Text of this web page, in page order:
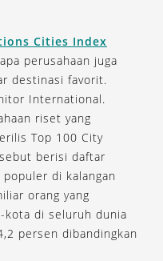
Cities Index
perusahaan juga
destinasi favorit.
International.
riset yang
Top 100 City
berisi daftar
di kalangan
orang yang
kota di seluruh dunia
persen dibandingkan